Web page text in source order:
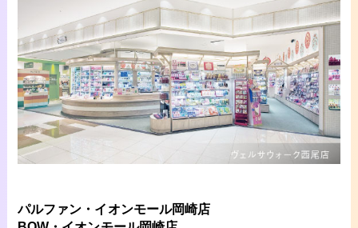
パルファン・イオンモール岡崎店